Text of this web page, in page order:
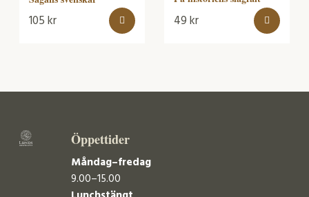
105kr 49kr
Öppettider
Måndag–fredag
9.00–15.00